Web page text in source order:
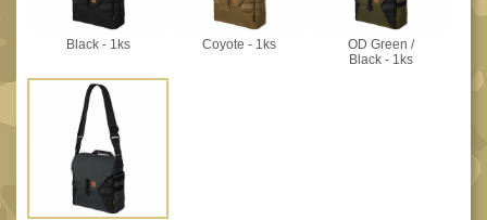
Pouzdra a kapsy na
suchý zip
Stehenní pouzdra
Pouzdra na svítilny
Puzdrá na mapy
Cestovné púzdra
Black - 1ks Coyote - 1ks
OD Green /
Black - 1ks